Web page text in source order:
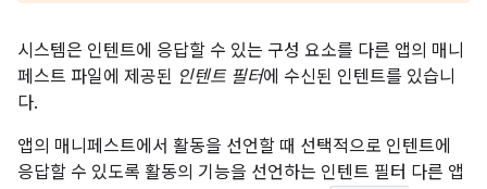
시스템은 인텐트에 응답할 수 있는 구성 요소를 다른 앱의 매니
페스트 파일에 제공된 인텐트 필터에 수신된 인텐트를 있습니
다.
앱의 매니페스트에서 활동을 선언할 때 선택적으로 인텐트에
응답할 수 있도록 활동의 기능을 선언하는 인텐트 필터 다른 앱